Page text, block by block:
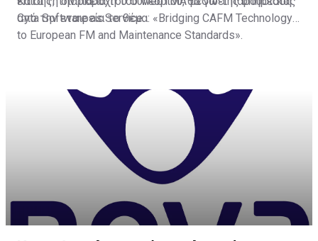
Cyta Software as Service.
από την εταιρεία το θέμα: «Bridging CAFM Technology
to European FM and Maintenance Standards».